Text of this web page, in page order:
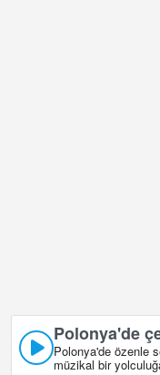
Polonya'de
Polonya'de özenle
müzikal bir